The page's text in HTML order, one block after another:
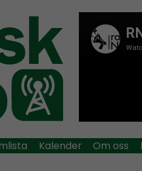
Kalender Om oss